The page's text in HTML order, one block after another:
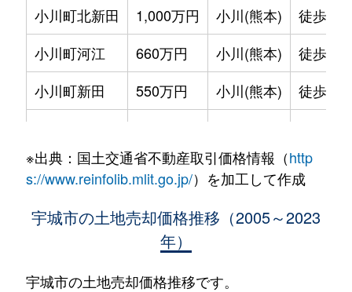
小川町北新田
1,000万円 小川(熊本)
徒歩6分
小川町河江
660万円 小川(熊本)
徒歩23
小川町新田
550万円 小川(熊本)
徒歩14
小川町新田
500万円 小川(熊本)
徒歩14
150万円
不知火町高良
320万円 松橋
※出典：国土交通省不動産取引価格情報（http
s://www.reinfolib.mlit.go.jp/）を加工して作成
宇城市の土地売却価格推移（2005～2023
年）
宇城市の土地売却価格推移です。